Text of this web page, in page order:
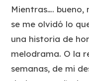
Mientras….
se me olvidó lo
una historia de
melodrama. O la
semanas, de mi